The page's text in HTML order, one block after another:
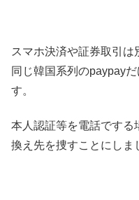
スマホ決済や証券取引は
同じ韓国系列のpaypay
す。
本人認証等を電話でする
換え先を捜すことにしま